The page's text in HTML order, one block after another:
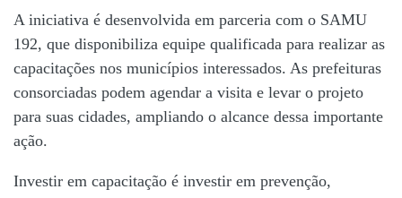
A iniciativa é desenvolvida em parceria com o SAMU
192, que disponibiliza equipe qualificada para realizar as
capacitações nos municípios interessados. As prefeituras
consorciadas podem agendar a visita e levar o projeto
para suas cidades, ampliando o alcance dessa importante
ação.
Investir em capacitação é investir em prevenção,